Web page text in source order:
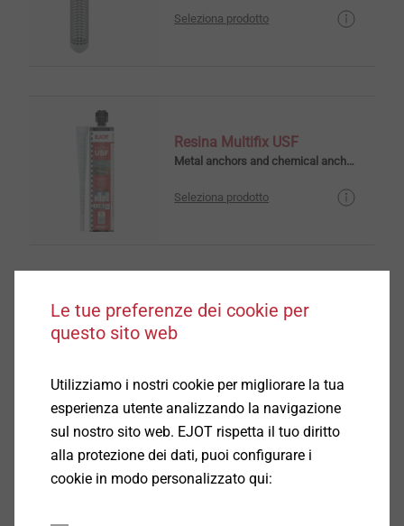
Seleziona prodotto
Resina Multifix USF
Metal anchors and chemical anchors
Seleziona prodotto
Resina Multifix USF winter
Fissaggio chimico
Resina ad iniezione Multifix
Le tue preferenze dei cookie per
questo sito web
Utilizziamo i nostri cookie per migliorare la tua
esperienza utente analizzando la navigazione
sul nostro sito web. EJOT rispetta il tuo diritto
alla protezione dei dati, puoi configurare i
cookie in modo personalizzato qui: